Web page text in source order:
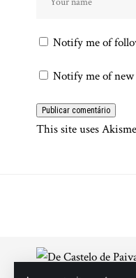
Notify me of
Notify me of new
This site uses